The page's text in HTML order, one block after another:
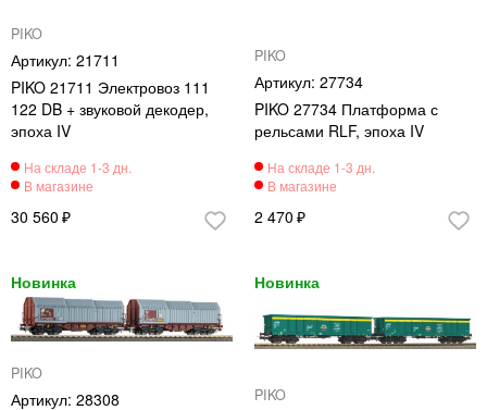
PIKO
21711
PIKO 21711 Электровоз 111
122 DB + звуковой декодер,
эпоха IV
30 560
PIKO
27734
PIKO 27734 Платформа с
рельсами RLF, эпоха IV
2 470
PIKO
28308 PIKO